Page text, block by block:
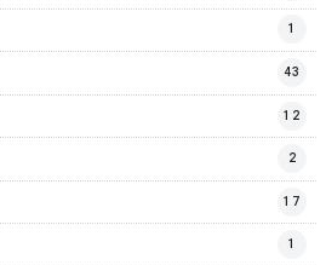
1
43
12
2
17
1